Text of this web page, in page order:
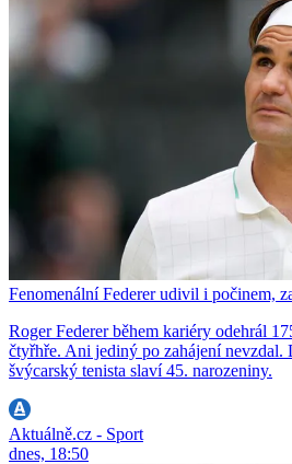
Fenomenální Federer udivil i počinem,
Roger Federer během kariéry odehrál
čtyřhře. Ani jediný po zahájení nevzdal.
švýcarský tenista slaví 45. narozeniny.
Aktuálně.cz - Sport
dnes, 18:50